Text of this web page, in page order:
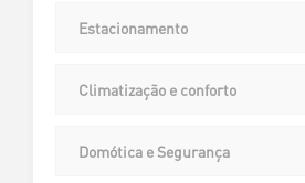
Estacionamento
Climatização e conforto
Domótica e Segurança